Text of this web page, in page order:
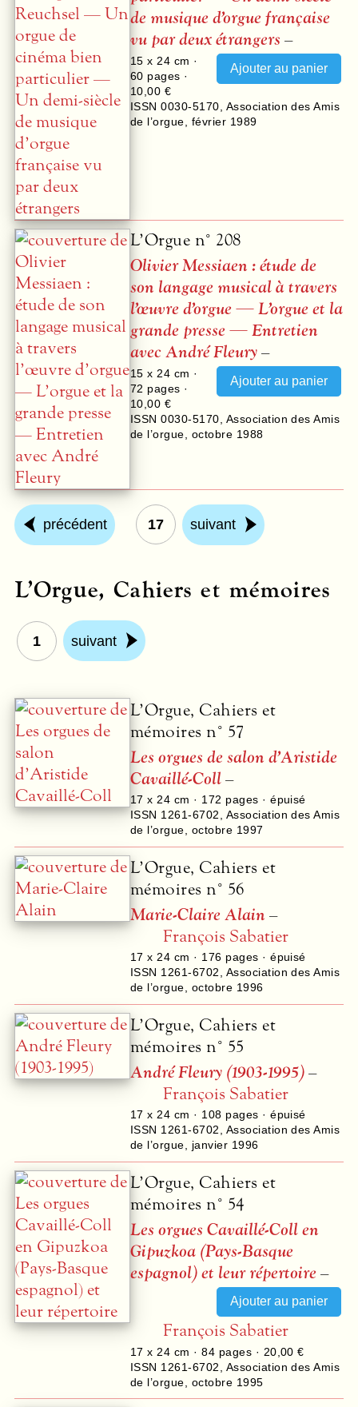
de musique d’orgue française
vu par deux étrangers –
15 x 24 cm ·
60 pages ·
10,00 €
ISSN 0030-5170 Association des Amis
de l’orgue
février 1989
L’Orgue n° 208
Olivier Messiaen : étude de
son langage musical à travers
l’œuvre d’orgue — L’orgue et la
grande presse — Entretien
avec André Fleury–
15 x 24 cm ·
72 pages ·
10,00 €
ISSN 0030-5170 Association des Amis
de l’orgue
octobre 1988
précédent 17 suivant
L’Orgue, Cahiers et mémoires
1 suivant
L’Orgue, Cahiers et
mémoires n° 57
Les orgues de salon d’Aristide
Cavaillé-Coll–
17 x 24 cm · 172 pages · épuisé
ISSN 1261-6702, Association des Amis
de l’orgue, octobre 1997
L’Orgue, Cahiers et
mémoires n° 56
Marie-Claire Alain –
François Sabatier
17 x 24 cm · 176 pages · épuisé
ISSN 1261-6702, Association des Amis
de l’orgue, octobre 1996
L’Orgue, Cahiers et
mémoires n° 55
André Fleury (1903-1995)–
François Sabatier
17 x 24 cm · 108 pages · épuisé
ISSN 1261-6702, Association des Amis
de l’orgue, janvier 1996
L’Orgue, Cahiers et
mémoires n° 54
Les orgues Cavaillé-Coll en
Gipuzkoa (Pays-Basque
espagnol) et leur répertoire –
François Sabatier
17 x 24 cm ·84 pages · 20,00 €
ISSN 1261-6702
Association des Amis
de l’orgue
octobre 1995